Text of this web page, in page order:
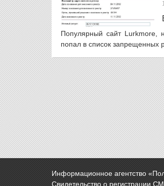
Популярный сайт Lurkmore,
попал в список запрещенных
Информационное агентство
Свидетельство о регистрации